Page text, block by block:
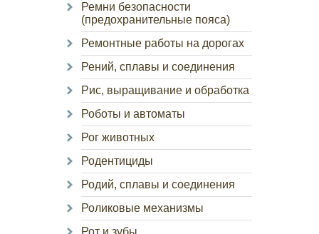
Ремни безопасности
(предохранительные пояса)
Ремонтные работы на дорогах
Рений, сплавы и соединения
Рис, выращивание и обработка
Роботы и автоматы
Рог животных
Родентициды
Родий, сплавы и соединения
Роликовые механизмы
Рот и зубы